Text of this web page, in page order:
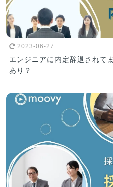
2023-06-27
エンジニアに内定辞退されて
あり？